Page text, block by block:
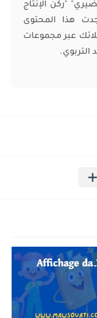
"ركن الإنتاج
هذا المحتوى
عبر مجموعات
التربوي.